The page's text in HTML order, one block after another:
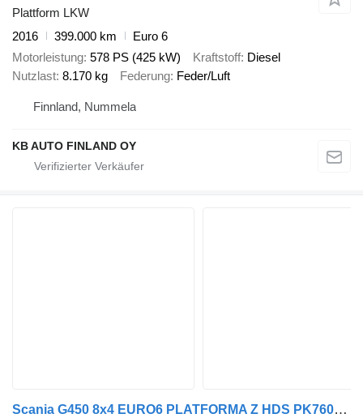
Plattform LKW
2016
399.000 km
Euro 6
Motorleistung 578 PS (425 kW) Kraftstoff Diesel
Nutzlast 8.170 kg Federung Feder/Luft
Finnland, Nummela
KB AUTO FINLAND OY
Scania G450 8x4 EURO6 PLATFORMA Z HDS PK76002 EH